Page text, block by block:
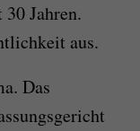
Jahren.
aus.
Das